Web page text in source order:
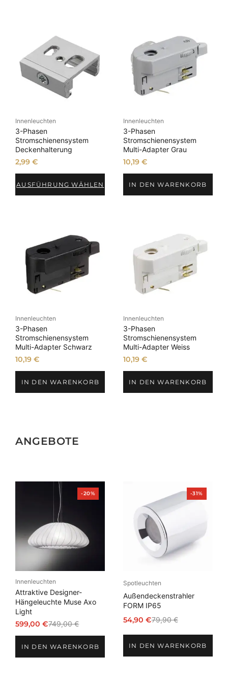
Innenleuchten
3-Phasen
Stromschienensystem
Deckenhalterung
2,99€
AUSFÜHRUNG WÄHLEN
Innenleuchten
3-Phasen
Stromschienensystem
Multi-Adapter Grau
10,19 €
IN DEN WARENKORB
Innenleuchten
3-Phasen
Stromschienensystem
Multi-Adapter Schwarz
10,19€
IN DEN WARENKORB
Innenleuchten
3-Phasen
Stromschienensystem
Multi-Adapter Weiss
10,19 €
IN DEN WARENKORB
ANGEBOTE
-20%Produkt
im
Innenleuchten
Attraktive Designer-
Hängeleuchte Muse Axo
Light
749,00€
Ursprünglicher
war:
599,00€
Aktueller
ist:IN DEN WARENKORB
-31%Produkt
im
Spotleuchten
Außendeckenstrahler
FORM IP65
79,90€
Ursprünglicher
Preis
war:
79,90 €
54,90 €
Aktueller
Preis
ist:
54,90 €.
IN DEN WARENKORB